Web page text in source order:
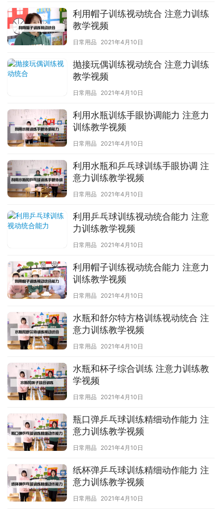
利用帽子训练视动统合 注意力训练
教学视频
日常用品 2021年4月10日
抛接玩偶训练视动统合 注意力训练
教学视频
日常用品 2021年4月10日
利用水瓶训练手眼协调能力 注意力
训练教学视频
日常用品 2021年4月10日
利用水瓶和乒乓球训练手眼协调 注
意力训练教学视频
日常用品 2021年4月10日
利用乒乓球训练视动统合能力 注意
力训练教学视频
日常用品 2021年4月10日
利用帽子训练视动统合能力 注意力
训练教学视频
日常用品 2021年4月10日
水瓶和舒尔特方格训练视动统合 注
意力训练教学视频
日常用品 2021年4月10日
水瓶和杯子综合训练 注意力训练教
学视频
日常用品 2021年4月10日
瓶口弹乒乓球训练精细动作能力 注
意力训练教学视频
日常用品 2021年4月10日
纸杯弹乒乓球训练精细动作能力 注
意力训练教学视频
日常用品 2021年4月10日